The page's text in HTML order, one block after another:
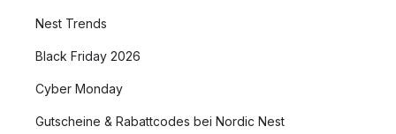
Nest Trends
Black Friday 2026
Cyber Monday
Gutscheine & Rabattcodes bei Nordic Nest